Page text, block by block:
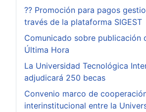
?? Promoción para pagos
través de la plataforma SIGEST
Comunicado sobre publicación
Última Hora
La Universidad Tecnológica
adjudicará 250 becas
Convenio marco de
interinstitucional entre la